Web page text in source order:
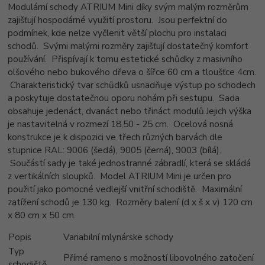
Modulární schody ATRIUM Mini díky svým malým rozměrům
zajišťují hospodárné využití prostoru. Jsou perfektní do
podmínek, kde nelze vyčlenit větší plochu pro instalaci
schodů. Svými malými rozměry zajišťují dostatečný komfort
používání. Přispívají k tomu estetické schůdky z masivního
olšového nebo bukového dřeva o šířce 60 cm a tloušťce 4cm.
Charakteristický tvar schůdků usnadňuje výstup po schodech
a poskytuje dostatečnou oporu nohám při sestupu. Sada
obsahuje jedenáct, dvanáct nebo třináct modulů.Jejich výška
je nastavitelná v rozmezí 18,50 - 25 cm. Ocelová nosná
konstrukce je k dispozici ve třech různých barvách dle
stupnice RAL: 9006 (šedá), 9005 (černá), 9003 (bílá).
Součástí sady je také jednostranné zábradlí, která se skládá
z vertikálních sloupků. Model ATRIUM Mini je určen pro
použití jako pomocné vedlejší vnitřní schodiště. Maximální
zatížení schodů je 130 kg. Rozměry balení (d x š x v) 120 cm
x 80 cm x 50 cm.
Popis
Variabilní mlynárske schody
Typ
Přímé rameno s možností libovolného zatočení